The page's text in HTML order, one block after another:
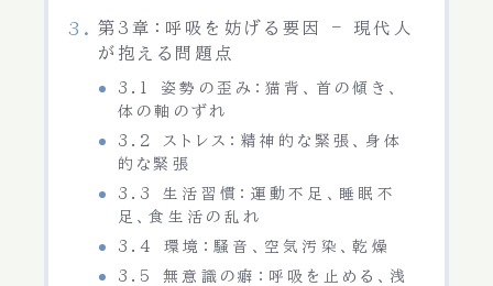
第3章：呼吸を妨げる要因 – 現代人
が抱える問題点
3.1 姿勢の歪み：猫背、首の傾き、
体の軸のずれ
3.2 ストレス：精神的な緊張、身体
的な緊張
3.3 生活習慣：運動不足、睡眠不
足、食生活の乱れ
3.4 環境：騒音、空気汚染、乾燥
3.5 無意識の癖：呼吸を止める、浅